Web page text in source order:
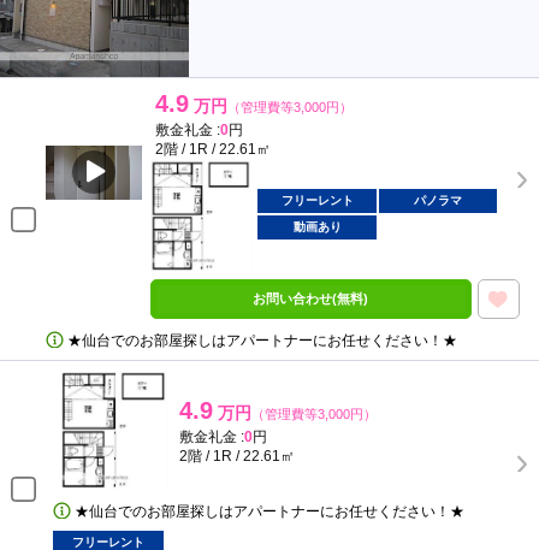
4.9 万円 （管理費等3,000円）
敷金礼金 :0円
2階 / 1R / 22.61㎡
フリーレント
パノラマ
動画あり
お問い合わせ(無料)
★仙台でのお部屋探しはアパートナーにお任せください！★
4.9 万円 （管理費等3,000円）
敷金礼金 :0円
2階 / 1R / 22.61㎡
★仙台でのお部屋探しはアパートナーにお任せください！★
フリーレント